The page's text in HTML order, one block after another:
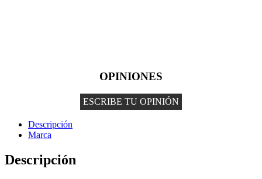
OPINIONES
ESCRIBE TU OPINIÓN
Descripción
Marca
Descripción